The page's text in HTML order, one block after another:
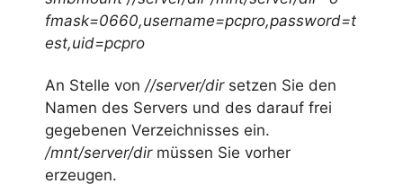
fmask=0660,username=pcpro,password=t
est,uid=pcpro
An Stelle von //server/dirsetzen Sie den
Namen des Servers und des darauf frei
gegebenen Verzeichnisses ein.
/mnt/server/dirmüssen Sie vorher
erzeugen.